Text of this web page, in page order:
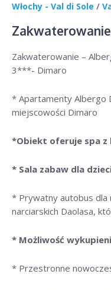
Włochy - Val di Sole /
Zakwaterowanie
Zakwaterowanie –
3***- Dimaro
* Apartamenty Albergo
miejscowości Dimaro
*Obiekt oferuje spa z
* Sala zabaw dla
* Prywatny autobus dla
narciarskich Daolasa,
* Możliwość
* Przestronne